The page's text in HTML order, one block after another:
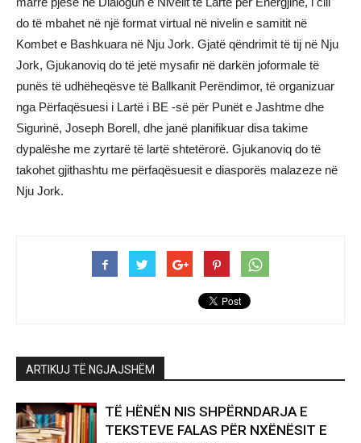
do të mbahet në një format virtual në nivelin e samitit në
Kombet e Bashkuara në Nju Jork. Gjatë qëndrimit të tij në Nju
Jork, Gjukanoviq do të jetë mysafir në darkën joformale të
punës të udhëheqësve të Ballkanit Perëndimor, të organizuar
nga Përfaqësuesi i Lartë i BE -së për Punët e Jashtme dhe
Sigurinë, Joseph Borell, dhe janë planifikuar disa takime
dypalëshe me zyrtarë të lartë shtetërorë. Gjukanoviq do të
takohet gjithashtu me përfaqësuesit e diasporës malazeze në
Nju Jork.
ARTIKUJ TË NGJAJSHËM
TË HËNËN NIS SHPËRNDARJA E
TEKSTEVE FALAS PËR NXËNËSIT E